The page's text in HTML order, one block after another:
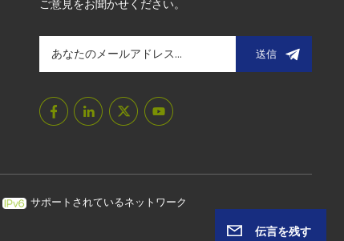
ご意見をお聞かせください。
送信
サポートされているネットワーク
伝言を残す